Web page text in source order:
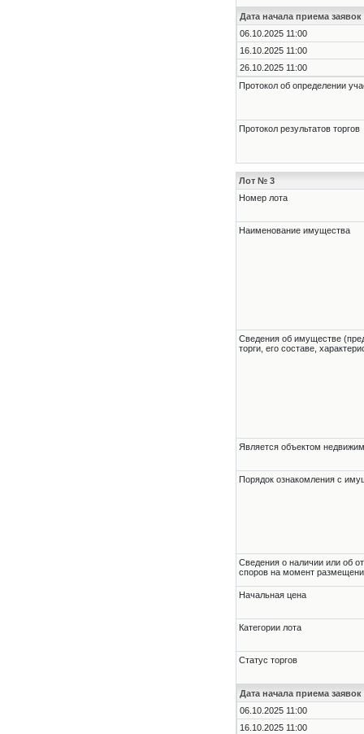
Дата начала приема заявок
06.10.2025 11:00
16.10.2025 11:00
26.10.2025 11:00
Протокол об определении
Протокол результатов торгов
Лот № 3
Номер лота
Наименование имущества
Cведения об имуществе
торги, его составе,
Является объектом
Порядок ознакомления с
Cведения о наличии или об
споров на момент
Начальная цена
Категории лота
Статус торгов
Дата начала приема заявок
06.10.2025 11:00
16.10.2025 11:00